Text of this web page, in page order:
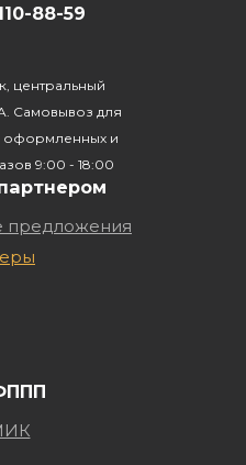
88-59
центральный
Самовывоз для
оформленных и
9:00 - 18:00
предложения